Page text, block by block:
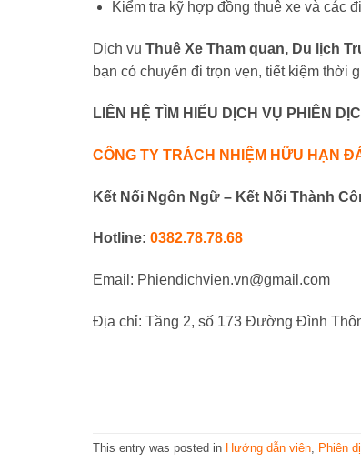
Kiểm tra kỹ hợp đồng thuê xe và các
Dịch vụ Thuê Xe Tham quan, Du lịch
bạn có chuyến đi trọn vẹn, tiết kiệm thời
LIÊN HỆ TÌM HIỂU DỊCH VỤ PHIÊN
CÔNG TY TRÁCH NHIỆM HỮU HẠN
Kết Nối Ngôn Ngữ – Kết Nối Thành
Hotline: 0382.78.78.68
Email: Phiendichvien.vn@gmail.com
Địa chỉ: Tầng 2, số 173 Đường Đình
This entry was posted in Hướng dẫn viên, Phiên